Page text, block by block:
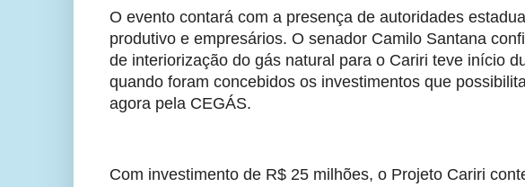
O evento contará com a presença de autoridades
produtivo e empresários. O senador Camilo Santana
de interiorização do gás natural para o Cariri teve início
quando foram concebidos os investimentos que
agora pela CEGÁS.
Com investimento de R$ 25 milhões, o Projeto Cariri